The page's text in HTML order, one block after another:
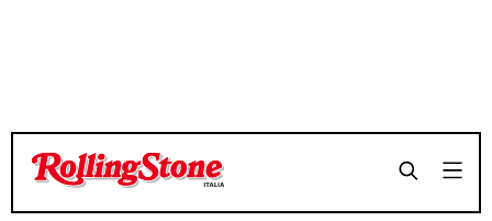
TEMPO DI LETTURA 3 MINUTI
TEMPO DI LETTURA 3 MINUTI